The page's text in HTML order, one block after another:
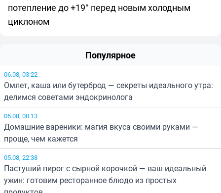
потепление до +19° перед новым холодным
циклоном
Популярное
06.08, 03:22
Омлет, каша или бутерброд — секреты идеального утра:
делимся советами эндокринолога
06.08, 00:13
Домашние вареники: магия вкуса своими руками —
проще, чем кажется
05.08, 22:38
Пастуший пирог с сырной корочкой — ваш идеальный
ужин: готовим ресторанное блюдо из простых